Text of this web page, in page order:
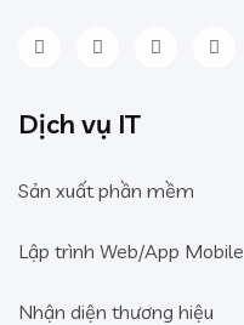
Dịch vụ IT
Sản xuất phần mềm
Lập trình Web/App Mobile
Nhận diện thương hiệu